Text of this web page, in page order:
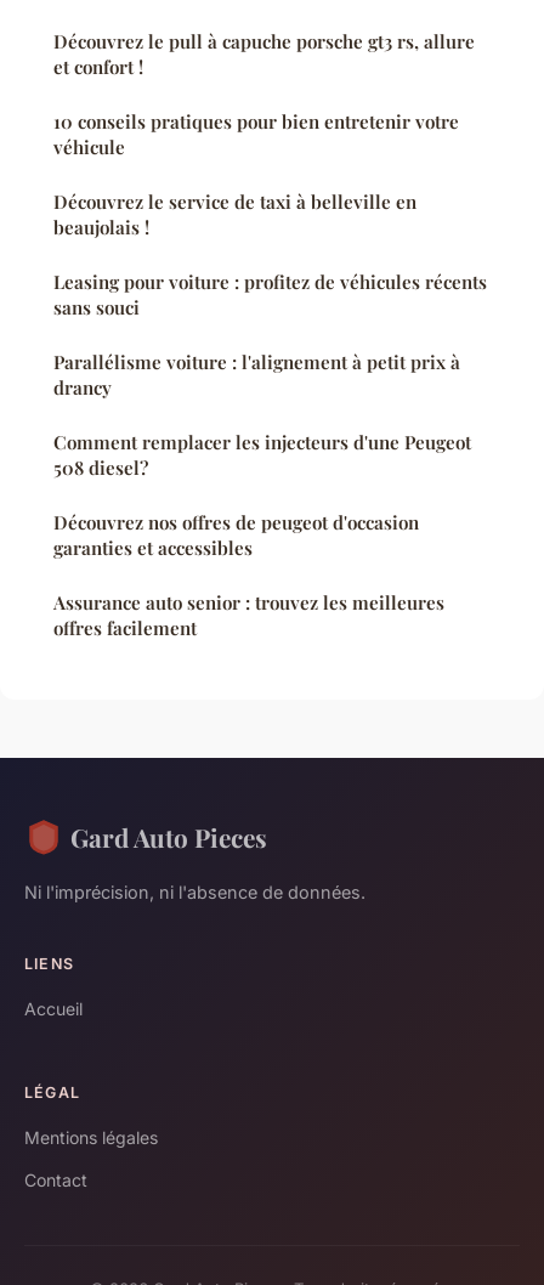
Découvrez le pull à capuche porsche gt3 rs, allure
et confort !
10 conseils pratiques pour bien entretenir votre
véhicule
Découvrez le service de taxi à belleville en
beaujolais !
Leasing pour voiture : profitez de véhicules récents
sans souci
Parallélisme voiture : l'alignement à petit prix à
drancy
Comment remplacer les injecteurs d'une Peugeot
508 diesel?
Découvrez nos offres de peugeot d'occasion
garanties et accessibles
Assurance auto senior : trouvez les meilleures
offres facilement
Gard Auto Pieces
Ni l'imprécision, ni l'absence de données.
LIENS
Accueil
LÉGAL
Mentions légales
Contact